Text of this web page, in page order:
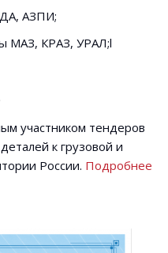
АЗПИ;
МАЗ, КРАЗ, УРАЛ;l
участником тендеров
к грузовой и
России. Подробнее